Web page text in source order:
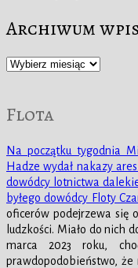
Archiwum
Archiwum
Flota
Na początku tygodnia
Hadze wydał nakazy
dowódcy lotnictwa
byłego dowódcy Floty
oficerów podejrzewa się
ludzkości. Miało do nich
marca 2023 roku,
prawdopodobieństwo, że